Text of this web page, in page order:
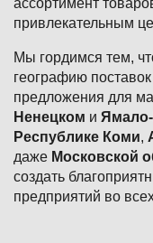
ассортимент
привлекательным
Мы гордимся тем,
географию
предложения для
Ненецком и
Республике Коми,
даже Московской
создать
предприятий во